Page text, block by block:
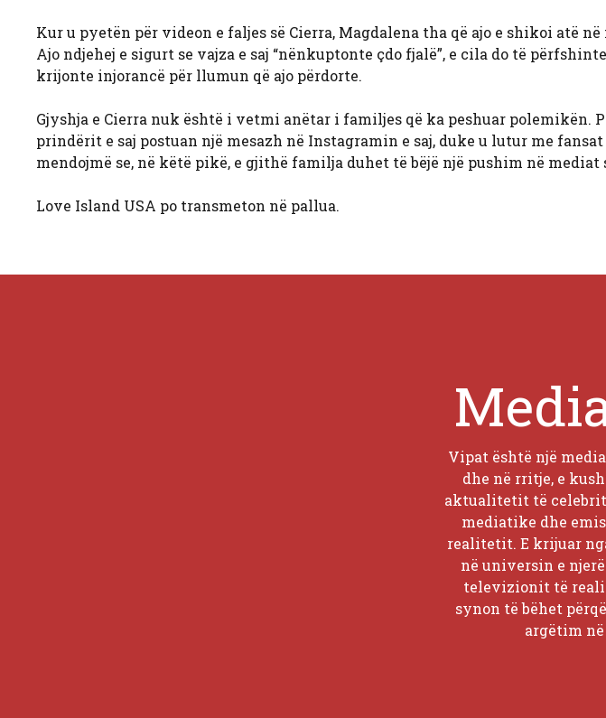
Kur u pyetën për videon e faljes së Cierra, Magdalena tha që ajo e shikoi atë
Ajo ndjehej e sigurt se vajza e saj “nënkuptonte çdo fjalë”, e cila do të
krijonte injorancë për llumun që ajo përdorte.
Gjyshja e Cierra nuk është i vetmi anëtar i familjes që ka peshuar polemikën.
prindërit e saj postuan një mesazh në Instagramin e saj, duke u lutur me
mendojmë se, në këtë pikë, e gjithë familja duhet të bëjë një pushim në mediat
Love Island USA po transmeton në pallua.
Vipat është një
dhe në rritje, e
aktualitetit të
mediatike dhe
realitetit. E krijuar
në universin e
televizionit të
synon të bëhet
argëtim